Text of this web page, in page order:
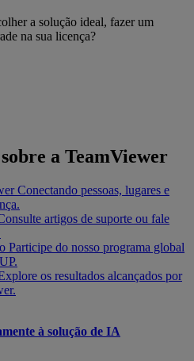
a solução ideal, fazer um
na sua licença?
a TeamViewer
Conectando pessoas, lugares e
artigos de suporte ou fale
Participe do nosso programa global
os resultados alcançados por
à solução de IA